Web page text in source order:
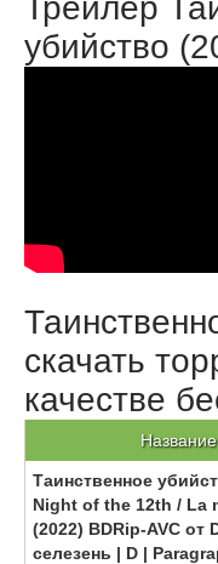
Трейлер
убийство
скачать
качестве
Название
Таинственное
Night of the 12th / La
(2022) BDRip-AVC от
селезень | D |